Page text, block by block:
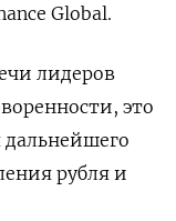
Global.
лидеров
это
рубля и